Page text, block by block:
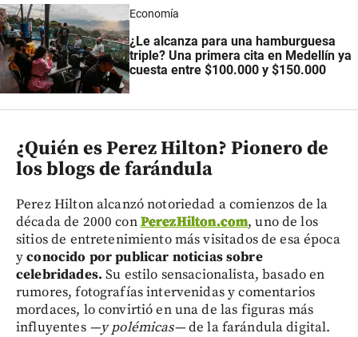
Economía
¿Le alcanza para una hamburguesa
triple? Una primera cita en Medellín ya
cuesta entre $100.000 y $150.000
¿Quién es Perez Hilton? Pionero de
los blogs de farándula
Perez Hilton alcanzó notoriedad a comienzos de la
década de 2000 conPerezHilton.com, uno de los
sitios de entretenimiento más visitados de esa época
yconocido por publicar noticias sobre
celebridades.Su estilo sensacionalista, basado en
rumores, fotografías intervenidas y comentarios
mordaces, lo convirtió en una de las figuras más
influyentes —y polémicas—de la farándula digital.